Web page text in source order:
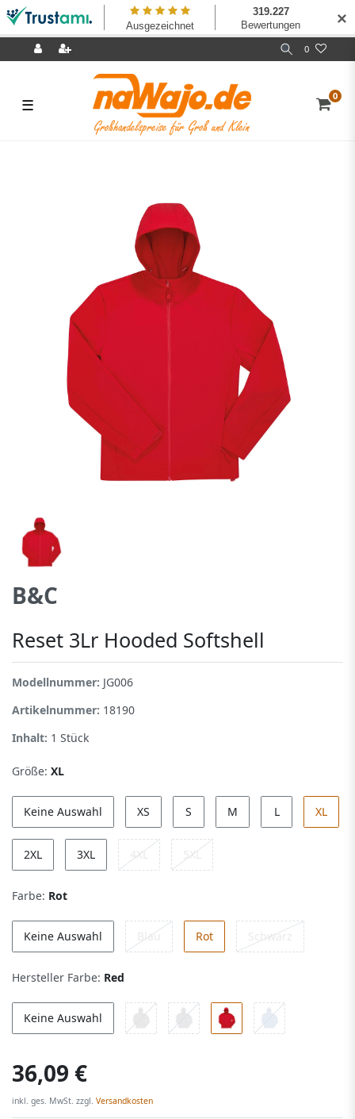
0
☰ 0
B&C
Reset 3Lr Hooded Softshell
Modellnummer: JG006
Artikelnummer: 18190
Inhalt: 1 Stück
Größe: XL
Keine Auswahl XS S M L XL
2XL 3XL 4XL 5XL
Farbe: Rot
Keine Auswahl Blau Rot Schwarz
Hersteller Farbe: Red
Keine Auswahl
36,09 €
inkl. ges. MwSt. zzgl. Versandkosten
✕